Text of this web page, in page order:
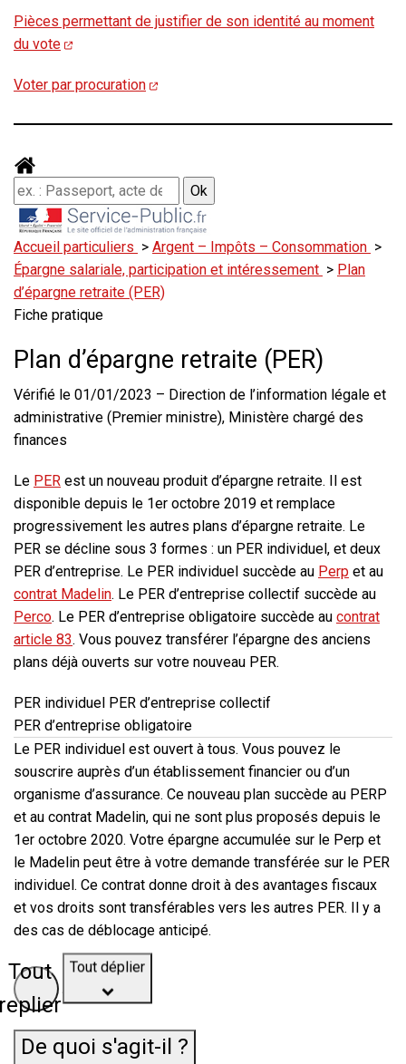
Pièces permettant de justifier de son identité au moment
du vote
Voter par procuration
Accueil particuliers > Argent – Impôts – Consommation >
Épargne salariale, participation et intéressement > Plan
d’épargne retraite (PER)
Fiche pratique
Plan d’épargne retraite (PER)
Vérifié le 01/01/2023 – Direction de l’information légale et
administrative (Premier ministre), Ministère chargé des
finances
Le PER est un nouveau produit d’épargne retraite. Il est
disponible depuis le 1er octobre 2019 et remplace
progressivement les autres plans d’épargne retraite. Le
PER se décline sous 3 formes : un PER individuel, et deux
PER d’entreprise. Le PER individuel succède au Perp et au
contrat Madelin. Le PER d’entreprise collectif succède au
Perco. Le PER d’entreprise obligatoire succède au contrat
article 83. Vous pouvez transférer l’épargne des anciens
plans déjà ouverts sur votre nouveau PER.
PER individuel PER d’entreprise collectif
PER d’entreprise obligatoire
Le PER individuel est ouvert à tous. Vous pouvez le
souscrire auprès d’un établissement financier ou d’un
organisme d’assurance. Ce nouveau plan succède au PERP
et au contrat Madelin, qui ne sont plus proposés depuis le
1er octobre 2020. Votre épargne accumulée sur le Perp et
le Madelin peut être à votre demande transférée sur le PER
individuel. Ce contrat donne droit à des avantages fiscaux
et vos droits sont transférables vers les autres PER. Il y a
des cas de déblocage anticipé.
Tout
Tout déplier
De quoi s'agit-il ?